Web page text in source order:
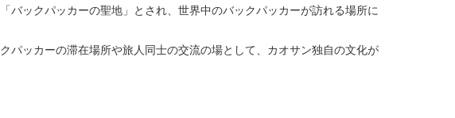
バックパッカーの聖地」とされ、世界中のバックパッカーが訪れる場所に
パッカーの滞在場所や旅人同士の交流の場として、カオサン独自の文化が